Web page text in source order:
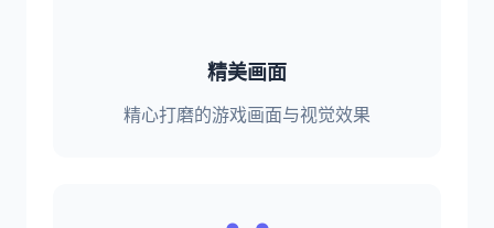
精美画面
精心打磨的游戏画面与视觉效果